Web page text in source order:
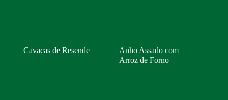
Cavacas de Resende
Anho Assado com
Arroz de Forno